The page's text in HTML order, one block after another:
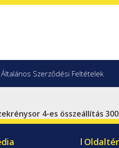
Általános Szerződési Feltételek
4-es összeállítás